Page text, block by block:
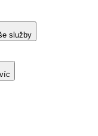
služby